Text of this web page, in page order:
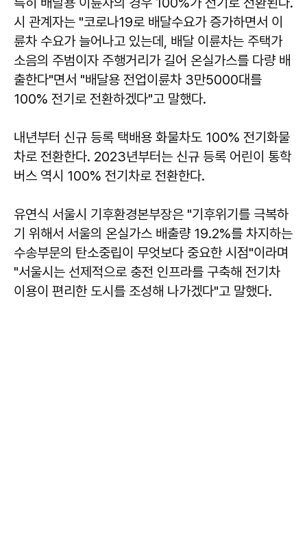
시 관계자는 "코로나19로 배달수요가 증가하면서 이
륜차 수요가 늘어나고 있는데, 배달 이륜차는 주택가
소음의 주범이자 주행거리가 길어 온실가스를 다량 배
출한다"면서 "배달용 전업이륜차 3만5000대를
100% 전기로 전환하겠다"고 말했다.
내년부터 신규 등록 택배용 화물차도 100% 전기화물
차로 전환한다. 2023년부터는 신규 등록 어린이 통학
버스 역시 100% 전기차로 전환한다.
유연식 서울시 기후환경본부장은 "기후위기를 극복하
기 위해서 서울의 온실가스 배출량 19.2%를 차지하는
수송부문의 탄소중립이 무엇보다 중요한 시점"이라며
"서울시는 선제적으로 충전 인프라를 구축해 전기차
이용이 편리한 도시를 조성해 나가겠다"고 말했다.